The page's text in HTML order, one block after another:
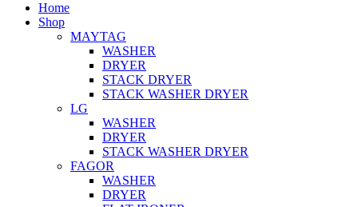
Home
Shop
MAYTAG
WASHER
DRYER
STACK DRYER
STACK WASHER DRYER
LG
WASHER
DRYER
STACK WASHER DRYER
FAGOR
WASHER
DRYER